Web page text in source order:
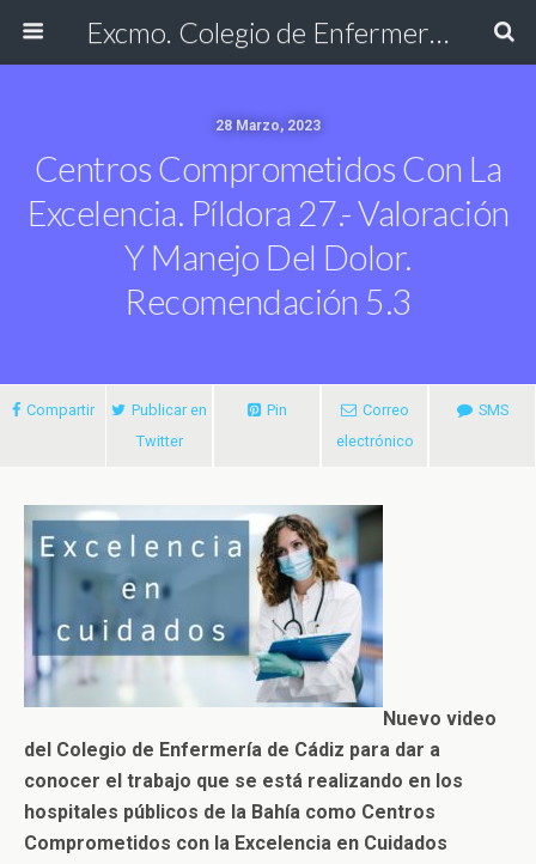
Excmo. Colegio de Enfermería de Cádiz
28 Marzo, 2023
Centros Comprometidos Con La
Excelencia. Píldora 27.- Valoración
Y Manejo Del Dolor.
Recomendación 5.3
Compartir
Publicar en
Twitter
Pin
Correo
electrónico
SMS
Nuevo video
del Colegio de Enfermería de Cádiz para dar a
conocer el trabajo que se está realizando en los
hospitales públicos de la Bahía como Centros
Comprometidos con la Excelencia en Cuidados